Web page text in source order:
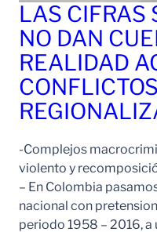
LAS CIFRAS
NO DAN
REALIDAD
-Complejos
violento y
– En Colombia
nacional con
periodo 1958 – 2016,